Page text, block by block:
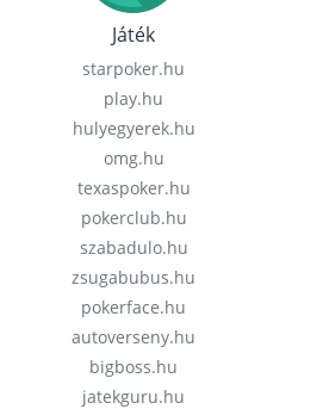
Játék
starpoker.hu
play.hu
hulyegyerek.hu
omg.hu
texaspoker.hu
pokerclub.hu
szabadulo.hu
zsugabubus.hu
pokerface.hu
autoverseny.hu
bigboss.hu
jatekguru.hu